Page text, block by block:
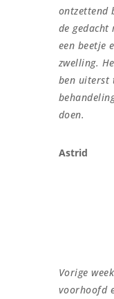
ontzettend
de
een beetje
zwelling.
ben uiterst
doen.
Astrid
Vorige
voorhoofd